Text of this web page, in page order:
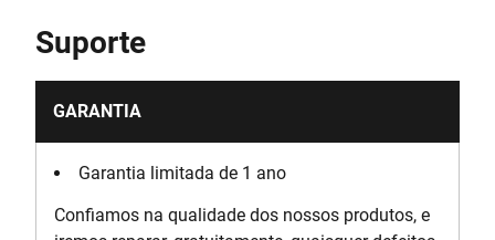
Suporte
GARANTIA
Garantia limitada de 1 ano
Confiamos na qualidade dos nossos produtos, e